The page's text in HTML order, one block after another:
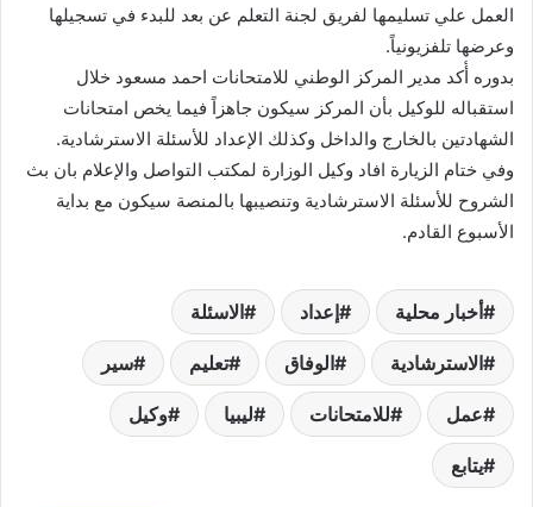
العمل علي تسليمها لفريق لجنة التعلم عن بعد للبدء في تسجيلها
وعرضها تلفزيونياً.
بدوره أٔكد مدير المركز الوطني للامتحانات احمد مسعود خلال
استقباله للوكيل بأن المركز سيكون جاهزاً فيما يخص امتحانات
الشهادتين بالخارج والداخل وكذلك الإعداد للأسئلة الاسترشادية.
وفي ختام الزيارة افاد وكيل الوزارة لمكتب التواصل والإعلام بان بث
الشروح للأسئلة الاسترشادية وتنصيبها بالمنصة سيكون مع بداية
الأسبوع القادم.
أخبار محلية إعداد الاسئلة
الاسترشادية الوفاق تعليم سير
عمل للامتحانات ليبيا وكيل
يتابع